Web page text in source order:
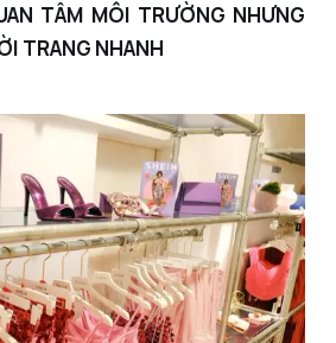
TÂM MÔI TRƯỜNG NHƯNG
TRANG NHANH